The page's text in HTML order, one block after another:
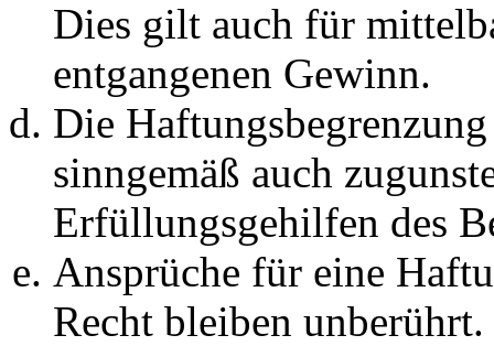
Dies gilt auch für
entgangenen Gewinn.
Die
sinngemäß auch
Erfüllungsgehilfen des
Ansprüche für eine
Recht bleiben unberührt.